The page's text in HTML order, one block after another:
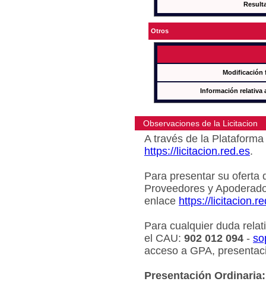
Otros
Modificación
Información relativa
Observaciones de la Licitacion
A través de la
https://licitacion.red.es.
Para presentar su oferta
Proveedores y
enlace https://
Para cualquier duda
el CAU: 902 012 094 -
acceso a GPA,
Presentación Ordinaria: